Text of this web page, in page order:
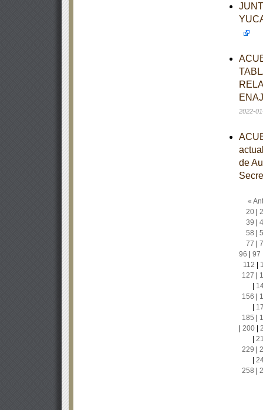
2022-
de
«
20|
39
58
77
96
97
112
127
156
185
200|
229
258